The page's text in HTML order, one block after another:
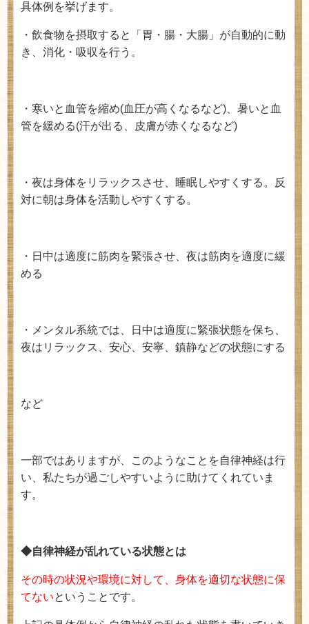
具体例を挙げます。
・飲食物を摂取すると「胃・腸・大腸」が自動的に動
き、消化・吸収を行う。
・寒いと血管を縮め(血圧が高くなるなど) 、暑いと血
管を緩める(汗が出る、皮膚が赤くなるなど)
・夜は身体をリラックスさせ、睡眠しやすくする。反
対に朝は身体を活動しやすくする。
・日中は適度に筋肉を緊張させ、夜は筋肉を適度に緩
める
・メンタル系統では、日中は適度に緊張状態を保ち、
夜はリラックス、安心、安寧、鎮静などの状態にする
など
一部ではありますが、このようなことを自律神経は行
い、私たちが過ごしやすいように助けてくれていま
す。
◆自律神経が乱れている状態とは
その時の状況や環境に対して、身体を適切な状態に保
てないということです。